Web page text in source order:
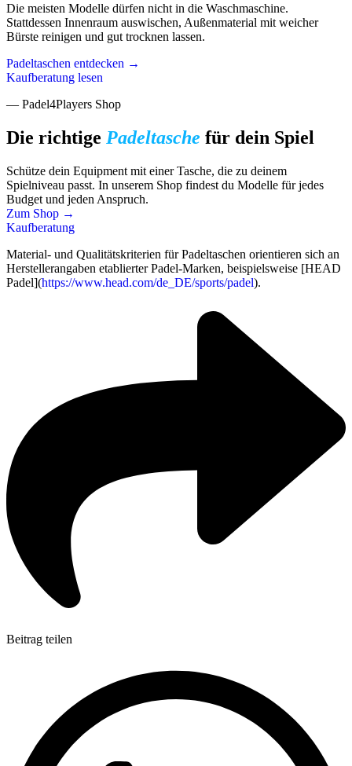
Die meisten Modelle dürfen nicht in die Waschmaschine.
Stattdessen Innenraum auswischen, Außenmaterial mit weicher
Bürste reinigen und gut trocknen lassen.
Padeltaschen entdecken →
Kaufberatung lesen
— Padel4Players Shop
Die richtige Padeltasche für dein Spiel
Schütze dein Equipment mit einer Tasche, die zu deinem
Spielniveau passt. In unserem Shop findest du Modelle für jedes
Budget und jeden Anspruch.
Zum Shop →
Kaufberatung
Material- und Qualitätskriterien für Padeltaschen orientieren sich an
Herstellerangaben etablierter Padel-Marken, beispielsweise [HEAD
Padel](https://www.head.com/de_DE/sports/padel).
Beitrag teilen